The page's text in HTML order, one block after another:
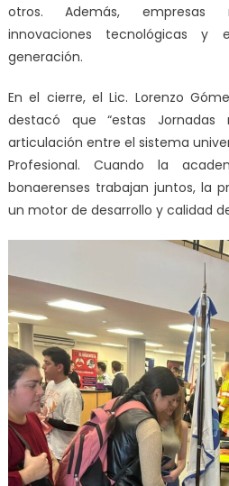
otros. Además, empresas
innovaciones tecnológicas y
generación.
En el cierre, el Lic. Lorenzo
destacó que “estas
articulación entre el sistema
Profesional. Cuando la
bonaerenses trabajan juntos, la
un motor de desarrollo y calidad